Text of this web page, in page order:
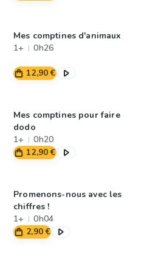
Mes comptines d'animaux
1+
0h26
12,90 €
Mes comptines pour faire
dodo
1+
0h20
12,90 €
Promenons-nous avec les
chiffres !
1+
0h04
2,90 €